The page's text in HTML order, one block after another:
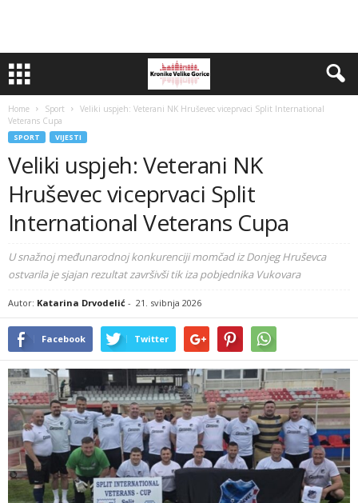
Home Sport
Veliki uspjeh: Veterani NK Hruševec viceprvaci Split International
Veterans Cupa
SPORT VIJESTI
Veliki uspjeh: Veterani NK
Hruševec viceprvaci Split
International Veterans Cupa
U snažnoj međunarodnoj konkurenciji momčad iz Donjeg Hruševca
ostvarila je sjajan rezultat završivši tik iza pobjednika Vukovara
Autor: Katarina Drvodelić - 21. svibnja 2026
Facebook Twitter